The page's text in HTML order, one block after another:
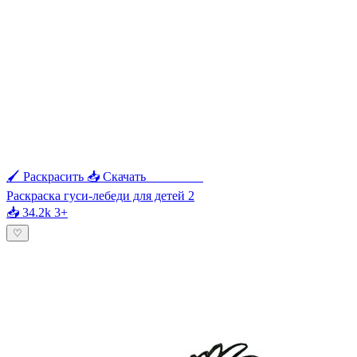
🖌 Раскрасить 📥 Скачать
Раскраска гуси-лебеди для детей 2
📥 34.2k 3+
♡